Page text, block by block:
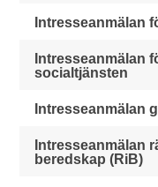
Intresseanmälan
Intresseanmälan
socialtjänsten
Intresseanmälan
Intresseanmälan
beredskap (RiB)